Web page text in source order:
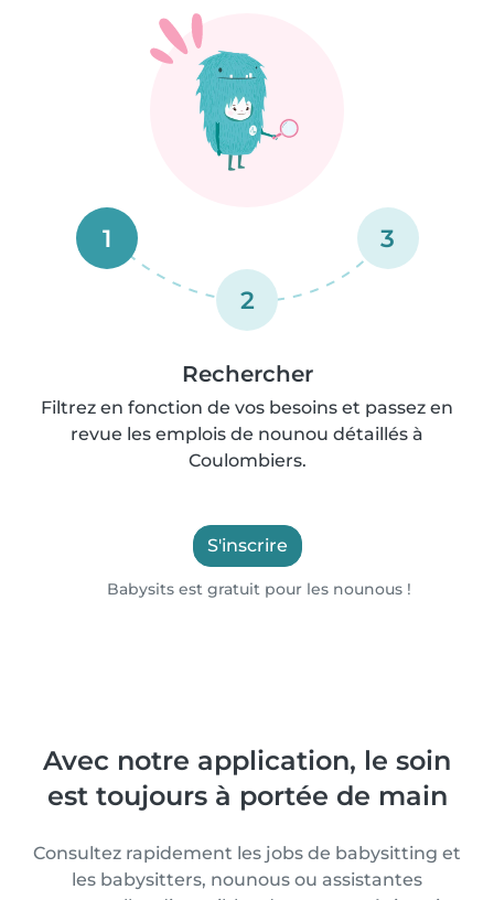
1
2
3
Rechercher
Filtrez en fonction de vos besoins et passez en
revue les emplois de nounou détaillés à
Coulombiers.
S'inscrire
Babysits est gratuit pour les nounous !
Avec notre application, le soin
est toujours à portée de main
Consultez rapidement les jobs de babysitting et
les babysitters, nounous ou assistantes